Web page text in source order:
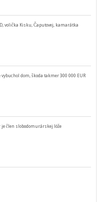
volička Kisku, Čaputovej, kamarátka
dom, škoda takmer 300 000 EUR
je člen slobodomurárskej lóže